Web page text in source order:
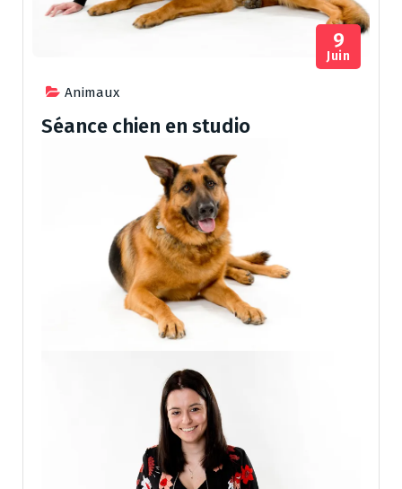
Animaux
9
Juin
Séance chien en studio